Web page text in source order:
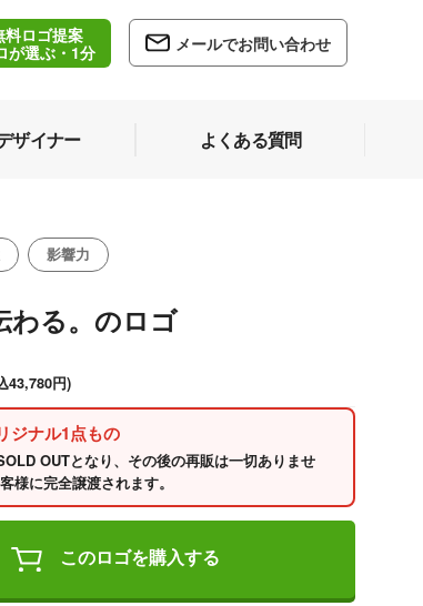
料ロゴ提案
が選ぶ・1分
メールでお問い合わせ
ザイナー よくある質問
影響力
わる。のロゴ
43,780円)
ジナル1点もの
OUTとなり、その後の再販は一切ありませ
様に完全譲渡されます。
このロゴを購入する